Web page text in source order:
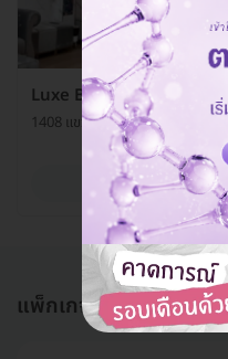
Luxe Bangkok Clinic (ลัก
1408 แขวงจอมพล เขตจตุจักร กรุ
ดูร
แพ็กเกจอื่นใน โปรแกร